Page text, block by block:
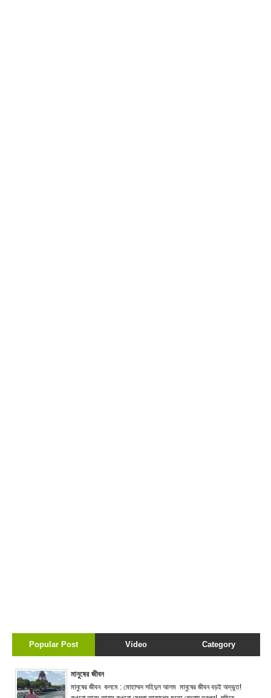
Popular Post Video Category
মানুষের জীবন
মানুষের জীবন কলমে : মোহাম্মদ সহিদুল আলম মানুষের জীবন বড়ই অদ্ভুত!